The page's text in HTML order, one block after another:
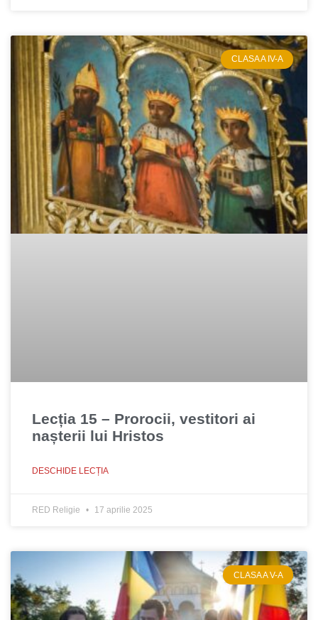
CLASA A IV-A
Lecția 15 – Prorocii, vestitori ai
nașterii lui Hristos
DESCHIDE LECȚIA
RED Religie 17 aprilie 2025
CLASA A V-A